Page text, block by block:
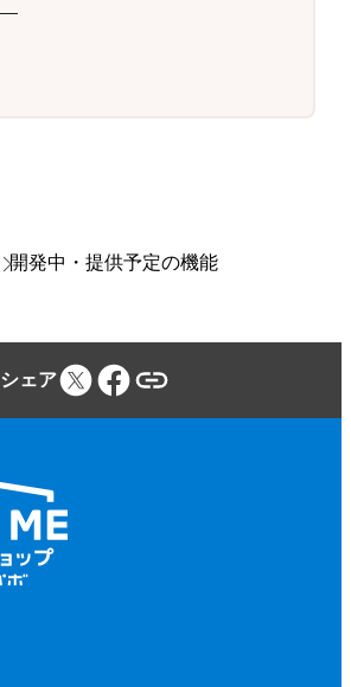
開発中・提供予定の機能
シェア